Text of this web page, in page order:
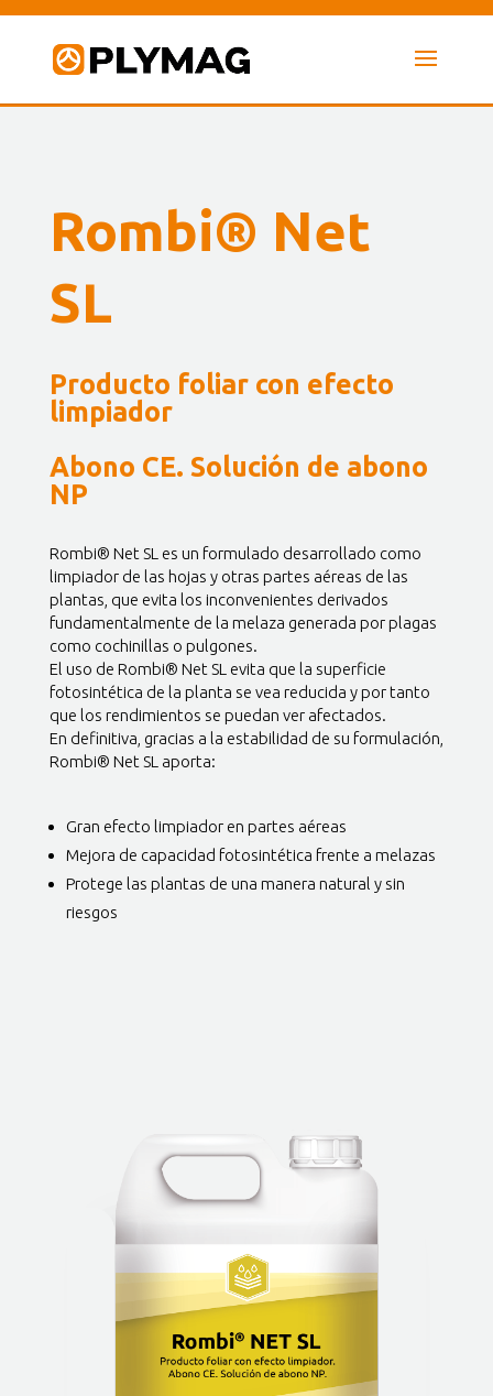
Rombi® Net
SL
Producto foliar con efecto
limpiador
Abono CE. Solución de abono
NP
Rombi® Net SL es un formulado desarrollado como
limpiador de las hojas y otras partes aéreas de las
plantas, que evita los inconvenientes derivados
fundamentalmente de la melaza generada por plagas
como cochinillas o pulgones.
El uso de Rombi® Net SL evita que la superficie
fotosintética de la planta se vea reducida y por tanto
que los rendimientos se puedan ver afectados.
En definitiva, gracias a la estabilidad de su formulación,
Rombi® Net SL aporta:
Gran efecto limpiador en partes aéreas
Mejora de capacidad fotosintética frente a melazas
Protege las plantas de una manera natural y sin
riesgos